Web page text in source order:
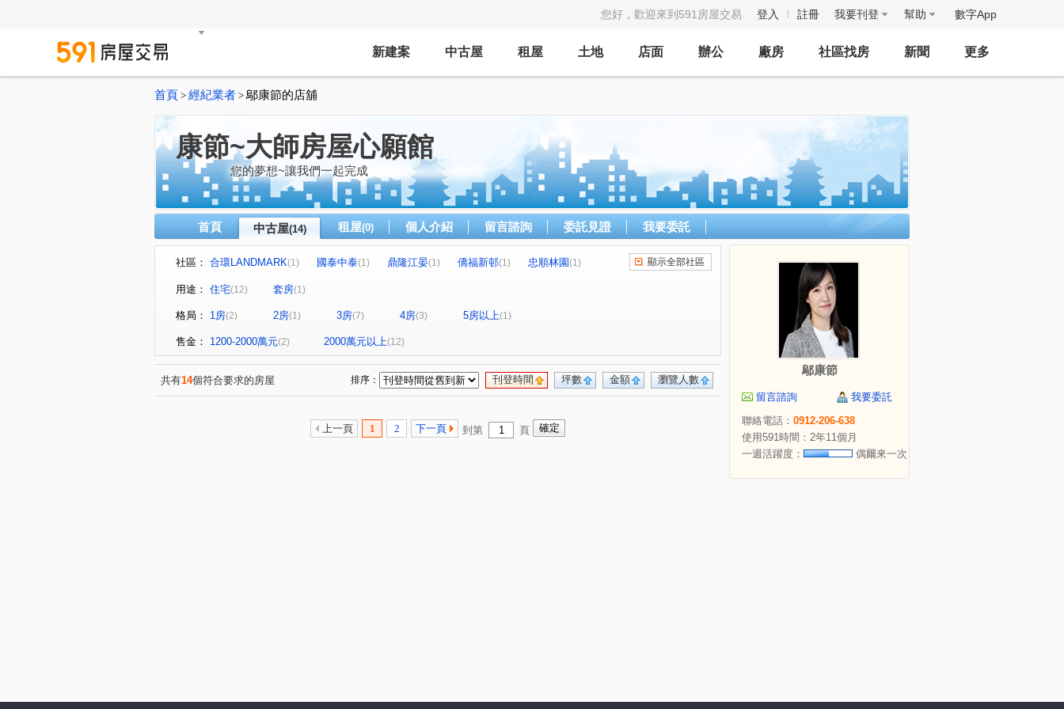
您好，歡迎來到591房屋交易 登入 註冊 我要刊登 幫助 數字App
新建案 中古屋 租屋 土地 店面 辦公 廠房 社區找房 新聞 更多
首頁 > 經紀業者 >鄔康節的店舖
康節~大師房屋心願館
您的夢想~讓我們一起完成
首頁 中古屋(14) 租屋(0) 個人介紹 留言諮詢 委託見證 我要委託
社區： 合環LANDMARK(1) 國泰中泰(1) 鼎隆江晏(1) 僑福新邨(1) 忠順林園(1)
成功國宅中央區西區
寶橋路 復興北路 中興路一段 (1) 健康路 (1) 忠順街二段
和平東路三段(1) 木柵路四段(1) 環河西路四段
康定路(1) 央北二路(1) 北新路二段(1)
顯示全部社區
用途： 住宅(12) 套房(1)
格局： 1房(2) 2房(1) 3房(7) 4房(3) 5房以上(1)
售金： 1200-2000萬元(2) 2000萬元以上(12)
共有14個符合要求的房屋 瀏覽人數
金額
坪數
刊登時間
排序：
上一頁 1 2 下一頁 到第 頁
鄔康節
留言諮詢
我要委託
聯絡電話： 0912-206-638
使用591時間：2年11個月
一週活躍度：
偶爾來一次